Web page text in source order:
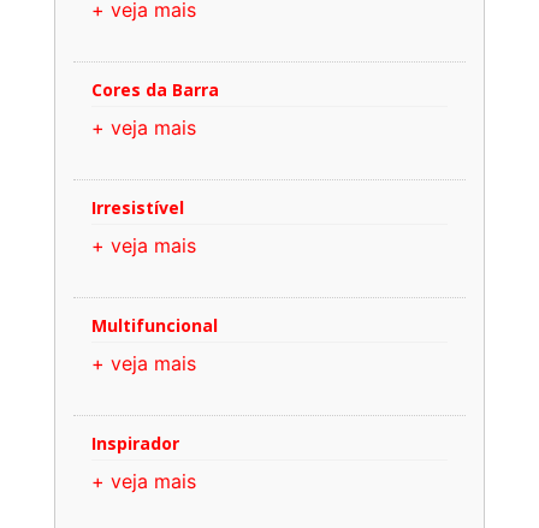
+ veja mais
Cores da Barra
+ veja mais
Irresistível
+ veja mais
Multifuncional
+ veja mais
Inspirador
+ veja mais